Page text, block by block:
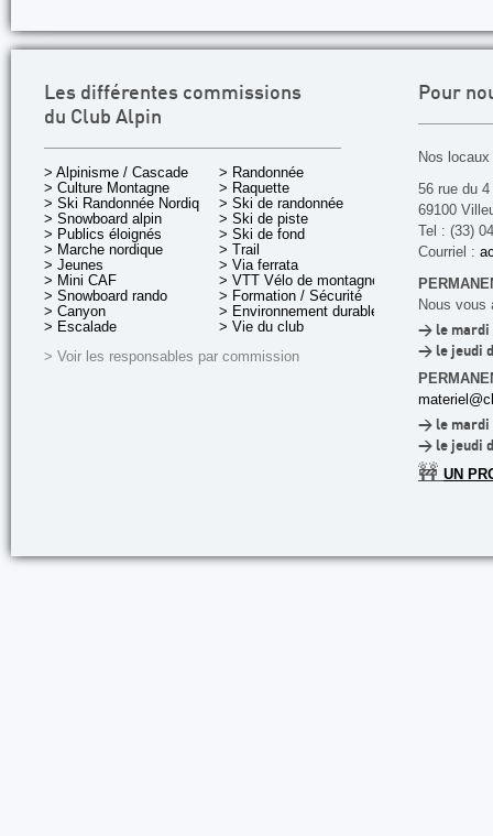
Les différentes commissions
du Club Alpin
> Alpinisme / Cascade
> Culture Montagne
> Ski Randonnée Nordique
> Snowboard alpin
> Publics éloignés
> Marche nordique
> Jeunes
> Mini CAF
> Snowboard rando
> Canyon
> Escalade
> Randonnée
> Raquette
> Ski de randonnée
> Ski de piste
> Ski de fond
> Trail
> Via ferrata
> VTT Vélo de montagne
> Formation / Sécurité
> Environnement durable
> Vie du club
> Voir les responsables par commission
Pour
Nos
56 rue du
69100
Tel : (33)
Courriel :
Nous vous
> le mardi
> le jeudi
> le mardi
> le jeudi
🚧 UN